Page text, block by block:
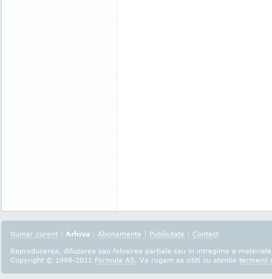
Numar curent | Arhiva | Abonamente | Publicitate | Contact
Reproducerea, difuzarea sau folosirea partiala sau in intregime a
Copyright © 1998-2011 Formula AS. Va rugam sa cititi cu atentie termenii